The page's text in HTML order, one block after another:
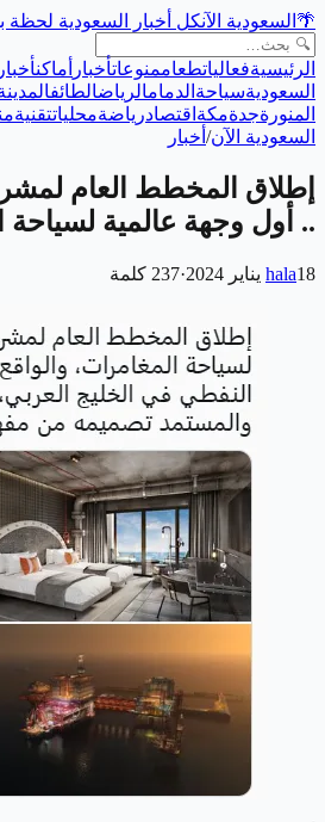
🌴 السعودية الآنكل أخبار السعودية لحظة
الرئيسيةفعالياتطعاممنوعاتأخبار أماكنأخبار
السعوديةسياحة الدمامالرياضالطائف
المنورةجدةمكة اقتصادرياضةمحلياتتقنية
السعودية الآن/ أخبار
.. أول وجهة عالمية لسياحة
hala18 يناير 2024 ·
237 كلمة